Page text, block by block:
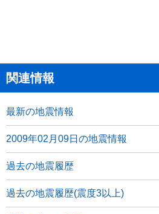
関連情報
最新の地震情報
2009年02月09日の地震情報
過去の地震履歴
過去の地震履歴(震度3以上)